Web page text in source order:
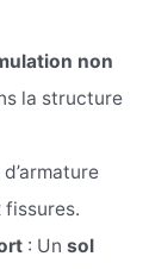
non
la structure
d’armature
fissures.
: Un sol